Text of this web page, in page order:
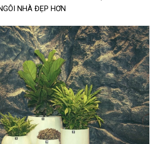
NHÀ ĐẸP HƠN